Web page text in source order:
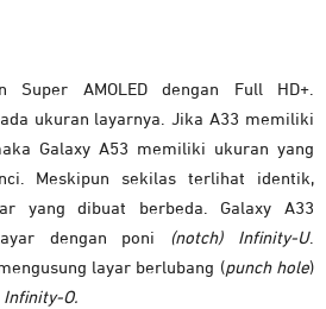
Super AMOLED dengan Full HD+.
ukuran layarnya. Jika A33 memiliki
Galaxy A53 memiliki ukuran yang
Meskipun sekilas terlihat identik,
yang dibuat berbeda. Galaxy A33
dengan poni (notch) Infinity-U.
layar berlubang (punch hole)
Infinity-O.